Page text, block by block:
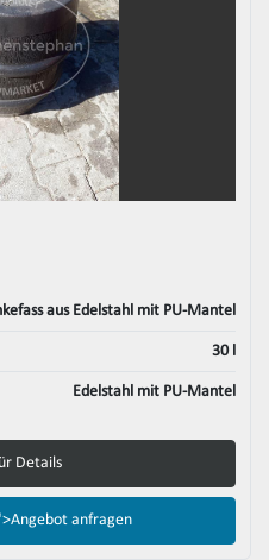
aus Edelstahl mit PU-Mantel
30 l
Edelstahl mit PU-Mantel
Details
Angebot anfragen